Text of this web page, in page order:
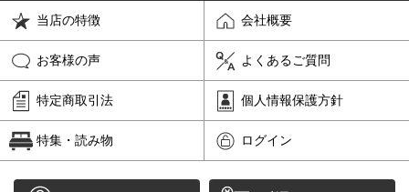
当店の特徴 会社概要
お客様の声 よくあるご質問
特定商取引法 個人情報保護方針
特集・読み物 ログイン